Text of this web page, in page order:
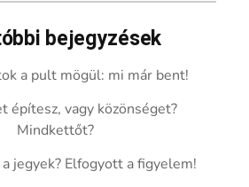
bejegyzések
a pult mögül: mi már bent!
építesz, vagy közönséget?
Mindkettőt?
jegyek? Elfogyott a figyelem!